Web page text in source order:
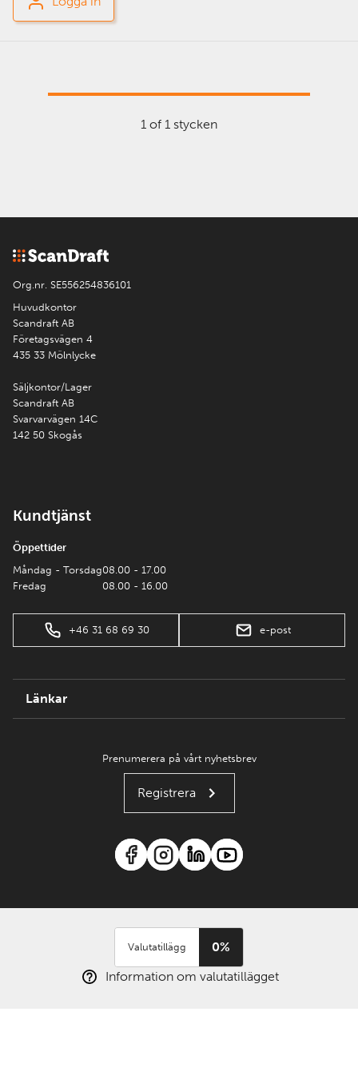
1 of 1 stycken
Org.nr. SE556254836101
Huvudkontor
Scandraft AB
Företagsvägen 4
435 33 Mölnlycke
Säljkontor/Lager
Scandraft AB
Svarvarvägen 14C
142 50 Skogås
Kundtjänst
Öppettider
Måndag - Torsdag
Fredag
08.00 - 17.00
08.00 - 16.00
+46 31 68 69 30 e-post
Länkar
Prenumerera på vårt nyhetsbrev
Registrera
Valutatillägg
0%
Information om valutatillägget